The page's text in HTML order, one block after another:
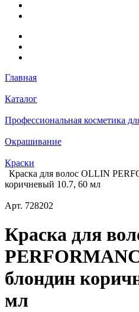
Главная
Каталог
Профессиональная косметика
Окрашивание
Краски
Краска для волос OLLIN
коричневый 10.7, 60 мл
Арт. 728202
Краска для
блондин
мл